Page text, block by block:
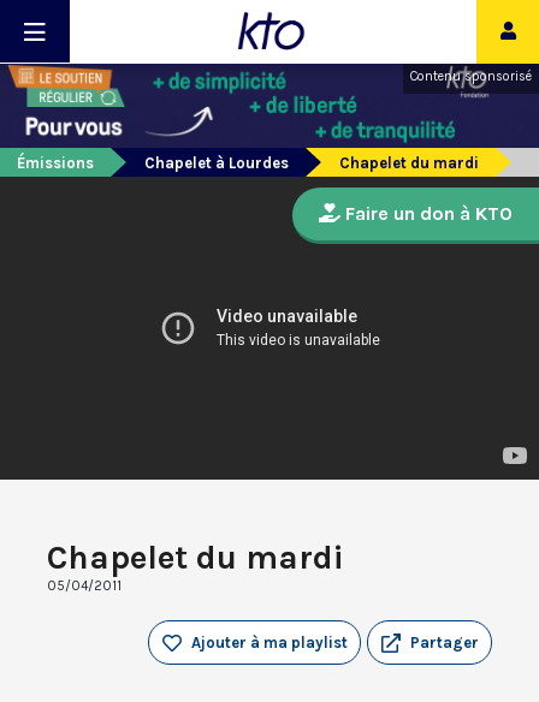
Contenu sponsorisé
Émissions Chapelet à Lourdes Chapelet du mardi
Chapelet du mardi
05/04/2011
Partager
Ajouter à ma playlist
Faire un don à KTO